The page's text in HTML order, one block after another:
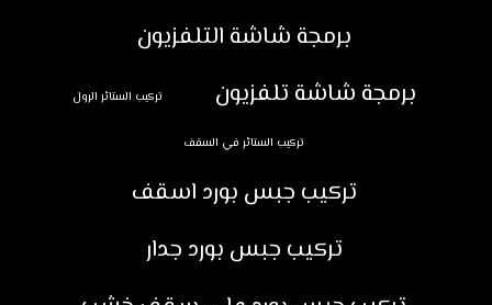
برمجة شاشة التلفزيون
برمجة شاشة تلفزيون
تركيب الستائر الرول
تركيب الستائر في السقف
تركيب جبس بورد اسقف
تركيب جبس بورد جدار